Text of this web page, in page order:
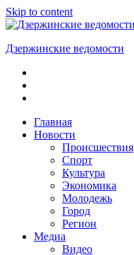
Skip to content
Дзержинские ведомости
ОБЩЕСТВЕННО-
ПОЛИТИЧЕСКАЯ
ГАЗЕТАГлавная
Новости
Происшествия
Спорт
Культура
Экономика
Молодежь
Город
Регион
Медиа
Видео